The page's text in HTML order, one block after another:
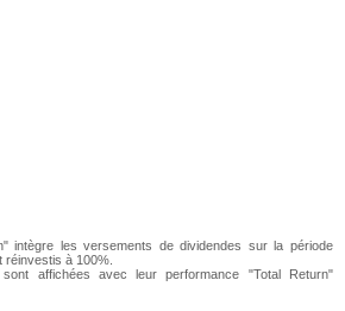
intègre les versements de dividendes sur la période
à 100%.
affichées avec leur performance "Total Return"